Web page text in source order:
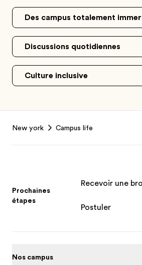
Des campus totalement
Discussions quotidiennes
Culture inclusive
New york Campus life
Prochaines
étapes
Recevoir une
Postuler
Nos campus